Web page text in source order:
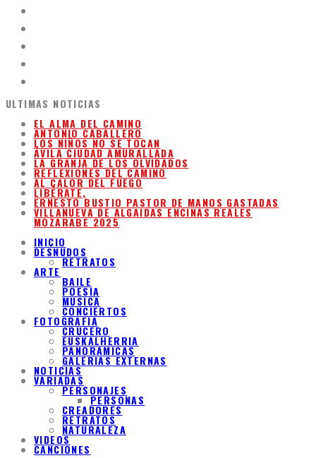
ULTIMAS NOTICIAS
EL ALMA DEL CAMINO
ANTONIO CABALLERO
LOS NIÑOS NO SE TOCAN
ÁVILA CIUDAD AMURALLADA
LA GRANJA DE LOS OLVIDADOS
REFLEXIONES DEL CAMINO
AL CALOR DEL FUEGO
LIBÉRATE,
ERNESTO BUSTIO PASTOR DE MANOS GASTADAS
VILLANUEVA DE ALGAIDAS ENCINAS REALES
MOZARABE 2025
INICIO
DESNUDOS
RETRATOS
ARTE
BAILE
POESIA
MUSICA
CONCIERTOS
FOTOGRAFIA
CRUCERO
EUSKALHERRIA
PANORAMICAS
GALERIAS EXTERNAS
NOTICIAS
VARIADAS
PERSONAJES
PERSONAS
CREADORES
RETRATOS
NATURALEZA
VIDEOS
CANCIONES